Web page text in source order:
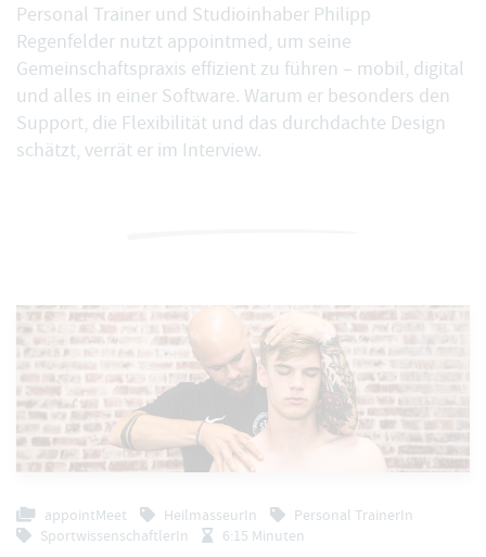
Personal Trainer und Studioinhaber Philipp
Regenfelder nutzt appointmed, um seine
Gemeinschaftspraxis effizient zu führen – mobil, digital
und alles in einer Software. Warum er besonders den
Support, die Flexibilität und das durchdachte Design
schätzt, verrät er im Interview.
appointMeet HeilmasseurIn
Personal TrainerIn
SportwissenschaftlerIn
6:15 Minuten